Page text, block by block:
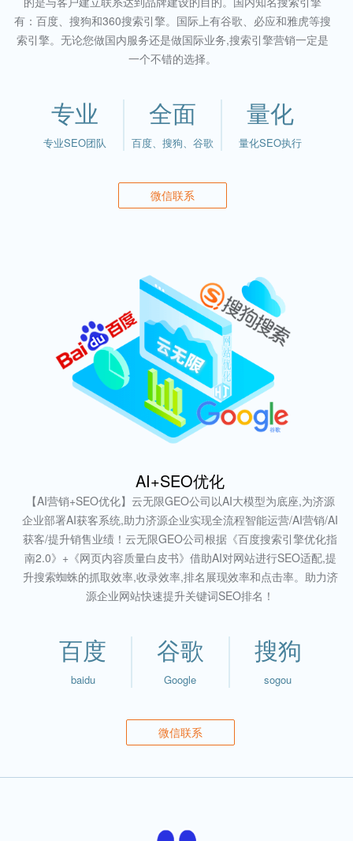
有：百度、搜狗和360搜索引擎。国际上有谷歌、必应和雅虎等搜
索引擎。无论您做国内服务还是做国际业务,搜索引擎营销一定是
一个不错的选择。
专业
专业SEO团队
全面
百度、搜狗、谷歌
量化
量化SEO执行
微信联系
AI+SEO优化
【AI营销+SEO优化】云无限GEO公司以AI大模型为底座,为济源
企业部署AI获客系统,助力济源企业实现全流程智能运营/AI营销/AI
获客/提升销售业绩！云无限GEO公司根据《百度搜索引擎优化指
南2.0》+《网页内容质量白皮书》借助AI对网站进行SEO适配,提
升搜索蜘蛛的抓取效率,收录效率,排名展现效率和点击率。助力济
源企业网站快速提升关键词SEO排名！
百度
baidu
谷歌
Google
搜狗
sogou
微信联系